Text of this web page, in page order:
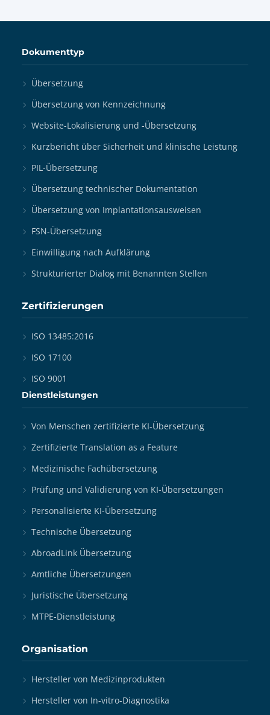
Dokumenttyp
Übersetzung
Übersetzung von Kennzeichnung
Website-Lokalisierung und -Übersetzung
Kurzbericht über Sicherheit und klinische Leistung
PIL-Übersetzung
Übersetzung technischer Dokumentation
Übersetzung von Implantationsausweisen
FSN-Übersetzung
Einwilligung nach Aufklärung
Strukturierter Dialog mit Benannten Stellen
Zertifizierungen
ISO 13485:2016
ISO 17100
ISO 9001
Dienstleistungen
Von Menschen zertifizierte KI-Übersetzung
Zertifizierte Translation as a Feature
Medizinische Fachübersetzung
Prüfung und Validierung von KI-Übersetzungen
Personalisierte KI-Übersetzung
Technische Übersetzung
AbroadLink Übersetzung
Amtliche Übersetzungen
Juristische Übersetzung
MTPE-Dienstleistung
Organisation
Hersteller von Medizinprodukten
Hersteller von In-vitro-Diagnostika